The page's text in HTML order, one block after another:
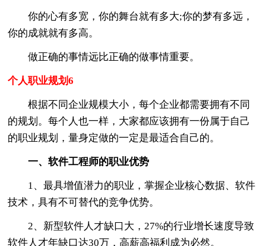
你的心有多宽，你的舞台就有多大;你的梦有多远，
你的成就就有多高。
做正确的事情远比正确的做事情重要。
个人职业规划6
根据不同企业规模大小，每个企业都需要拥有不同
的规划。每个人也一样，大家都应该拥有一份属于自己
的职业规划，量身定做的一定是最适合自己的。
一、软件工程师的职业优势
1、最具增值潜力的职业，掌握企业核心数据、软件
技术，具有不可替代的竞争优势。
2、新型软件人才缺口大，27%的行业增长速度导致
软件人才年缺口达30万，高薪高福利成为必然。